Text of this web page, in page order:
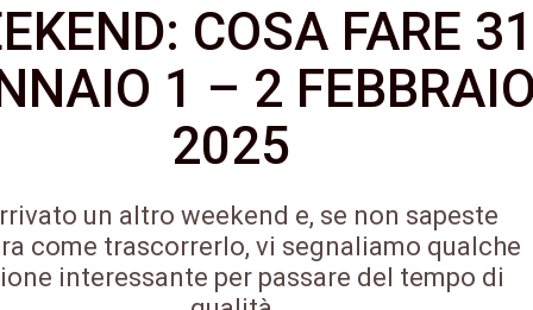
COSA FARE 31
1 – 2
2025
un altro weekend e, se non sapeste
come trascorrerlo, vi segnaliamo qualche
interessante per passare del tempo di